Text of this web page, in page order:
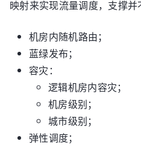
映射来实现流量调度，支撑并
机房内随机路由；
蓝绿发布；
容灾：
逻辑机房内容灾；
机房级别；
城市级别；
弹性调度；